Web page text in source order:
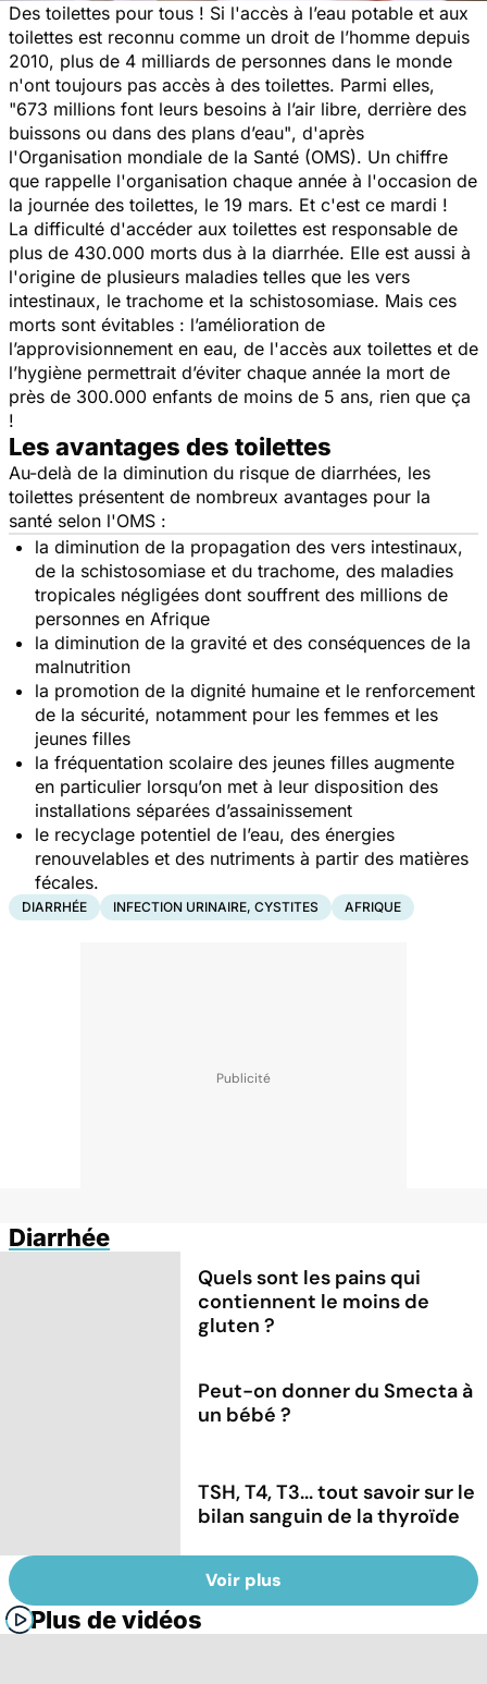
Des toilettes pour tous ! Si l'accès à l’eau potable et aux
toilettes est reconnu comme un droit de l’homme depuis
2010, plus de 4 milliards de personnes dans le monde
n'ont toujours pas accès à des toilettes. Parmi elles,
"673 millions font leurs besoins à l’air libre, derrière des
buissons ou dans des plans d’eau", d'après
l'Organisation mondiale de la Santé (OMS). Un chiffre
que rappelle l'organisation chaque année à l'occasion de
la journée des toilettes, le 19 mars. Et c'est ce mardi !
La difficulté d'accéder aux toilettes est responsable de
plus de 430.000 morts dus à la diarrhée. Elle est aussi à
l'origine de plusieurs maladies telles que les vers
intestinaux, le trachome et la schistosomiase. Mais ces
morts sont évitables : l’amélioration de
l’approvisionnement en eau, de l'accès aux toilettes et de
l’hygiène permettrait d’éviter chaque année la mort de
près de 300.000 enfants de moins de 5 ans, rien que ça
!
Les avantages des toilettes
Au-delà de la diminution du risque de diarrhées, les
toilettes présentent de nombreux avantages pour la
santé selon l'OMS :
la diminution de la propagation des vers intestinaux,
de la schistosomiase et du trachome, des maladies
tropicales négligées dont souffrent des millions de
personnes en Afrique
la diminution de la gravité et des conséquences de la
malnutrition
la promotion de la dignité humaine et le renforcement
de la sécurité, notamment pour les femmes et les
jeunes filles
la fréquentation scolaire des jeunes filles augmente
en particulier lorsqu’on met à leur disposition des
installations séparées d’assainissement
le recyclage potentiel de l’eau, des énergies
renouvelables et des nutriments à partir des matières
fécales.
DIARRHÉE INFECTION URINAIRE, CYSTITES AFRIQUE
Diarrhée
Quels sont les pains qui
contiennent le moins de
gluten ?
Peut-on donner du Smecta à
un bébé ?
TSH, T4, T3... tout savoir sur le
bilan sanguin de la thyroïde
Voir plus
Plus de vidéos